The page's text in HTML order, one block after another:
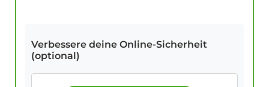
Verbessere deine Online-Sicherheit
(optional)